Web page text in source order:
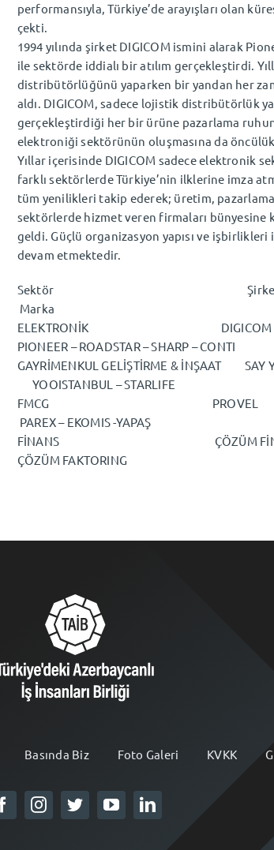
performansıyla, Türkiye’de arayışları olan
çekti.
1994 yılında şirket DIGICOM ismini alarak
ile sektörde iddialı bir atılım gerçekleştirdi.
distribütörlüğünü yaparken bir yandan her
aldı. DIGICOM, sadece lojistik distribütörlük
gerçekleştirdiği her bir ürüne pazarlama
elektroniği sektörünün oluşmasına da
Yıllar içerisinde DIGICOM sadece elektronik
farklı sektörlerde Türkiye’nin ilklerine imza
tüm yenilikleri takip ederek; üretim,
sektörlerde hizmet veren firmaları
geldi. Güçlü organizasyon yapısı ve
devam etmektedir.
Sektör
Marka
ELEKTRONİK
PIONEER – ROADSTAR – SHARP – CONTI
GAYRİMENKUL GELİŞTİRME &
YOOISTANBUL – STARLIFE
FMCG
PAREX – EKOMIS -YAPAŞ
FİNANS ÇÖZÜM
ÇÖZÜM FAKTORING
Basında Biz Foto Galeri KVKK